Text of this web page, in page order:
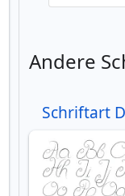
Andere
Schriftart